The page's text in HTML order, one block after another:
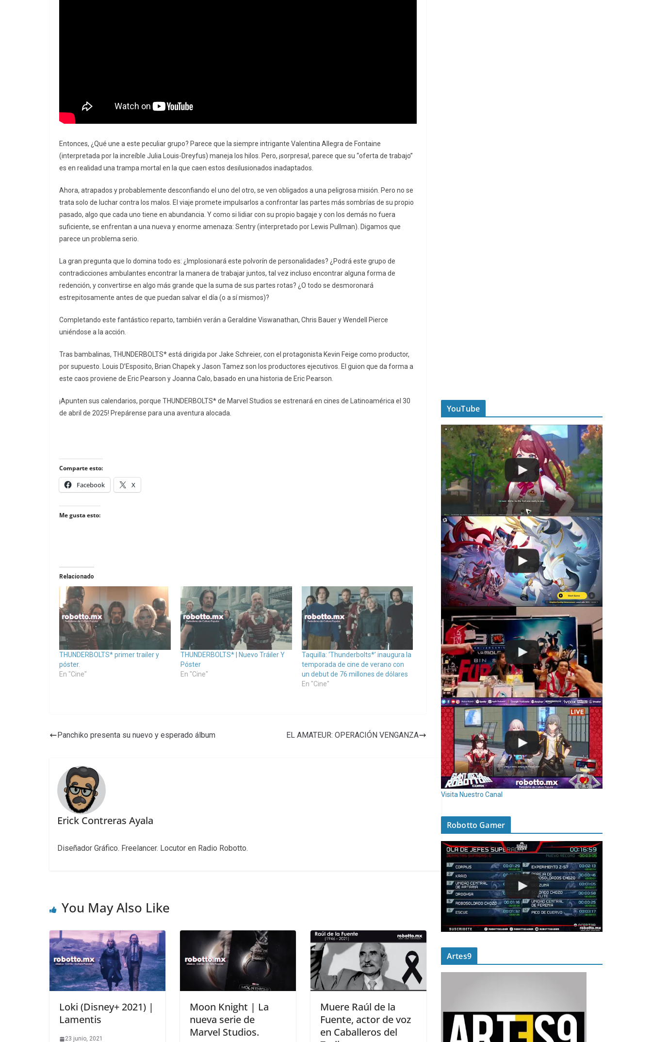
Entonces, ¿Qué une a este peculiar grupo? Parece que la siempre intrigante Valentina Allegra de Fontaine
(interpretada por la increíble Julia Louis-Dreyfus) maneja los hilos. Pero, ¡sorpresa!, parece que su “oferta de trabajo”
es en realidad una trampa mortal en la que caen estos desilusionados inadaptados.
Ahora, atrapados y probablemente desconfiando el uno del otro, se ven obligados a una peligrosa misión. Pero no se
trata solo de luchar contra los malos. El viaje promete impulsarlos a confrontar las partes más sombrías de su propio
pasado, algo que cada uno tiene en abundancia. Y como si lidiar con su propio bagaje y con los demás no fuera
suficiente, se enfrentan a una nueva y enorme amenaza: Sentry (interpretado por Lewis Pullman). Digamos que
parece un problema serio.
La gran pregunta que lo domina todo es: ¿Implosionará este polvorín de personalidades? ¿Podrá este grupo de
contradicciones ambulantes encontrar la manera de trabajar juntos, tal vez incluso encontrar alguna forma de
redención, y convertirse en algo más grande que la suma de sus partes rotas? ¿O todo se desmoronará
estrepitosamente antes de que puedan salvar el día (o a sí mismos)?
Completando este fantástico reparto, también verán a Geraldine Viswanathan, Chris Bauer y Wendell Pierce
uniéndose a la acción.
Tras bambalinas, THUNDERBOLTS* está dirigida por Jake Schreier, con el protagonista Kevin Feige como productor,
por supuesto. Louis D’Esposito, Brian Chapek y Jason Tamez son los productores ejecutivos. El guion que da forma a
este caos proviene de Eric Pearson y Joanna Calo, basado en una historia de Eric Pearson.
¡Apunten sus calendarios, porque THUNDERBOLTS* de Marvel Studios se estrenará en cines de Latinoamérica el 30
de abril de 2025! Prepárense para una aventura alocada.
Comparte esto:
Facebook X
Me gusta esto:
Relacionado
THUNDERBOLTS* primer trailer y
póster.
En "Cine"
THUNDERBOLTS* | Nuevo Tráiler Y
Póster
En "Cine"
Taquilla: ‘Thunderbolts*’ inaugura la
temporada de cine de verano con
un debut de 76 millones de dólares
En "Cine"
Panchiko presenta su nuevo y esperado álbum EL AMATEUR: OPERACIÓN VENGANZA
Erick Contreras Ayala
Diseñador Gráfico. Freelancer. Locutor en Radio Robotto.
You May Also Like
Loki (Disney+ 2021) |
Lamentis
23 junio, 2021
Moon Knight | La
nueva serie de
Marvel Studios.
Muere Raúl de la
Fuente, actor de voz
en Caballeros del
YouTube
Visita Nuestro Canal
Robotto Gamer
Artes9